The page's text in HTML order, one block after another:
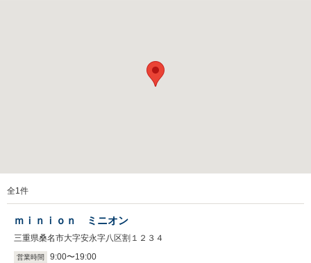
全1件
ｍｉｎｉｏｎ ミニオン
三重県桑名市大字安永字八区割１２３４
営業時間 9:00〜19:00